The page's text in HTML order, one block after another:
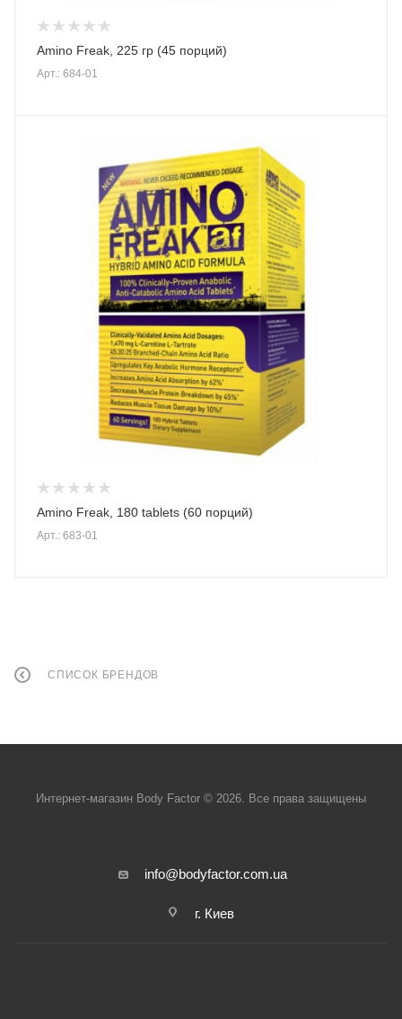
Amino Freak, 225 гр (45 порций)
Арт.: 684-01
Amino Freak, 180 tablets (60 порций)
Арт.: 683-01
СПИСОК БРЕНДОВ
Интернет-магазин Body Factor © 2026. Все права защищены
info@bodyfactor.com.ua
г. Киев